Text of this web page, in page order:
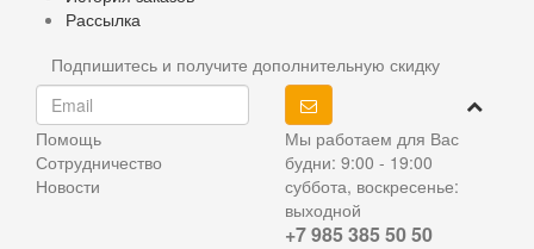
Рассылка
Подпишитесь и получите дополнительную скидку
Помощь
Сотрудничество
Новости
Мы работаем для Вас
будни: 9:00 - 19:00
суббота, воскресенье:
выходной
+7 985 385 50 50